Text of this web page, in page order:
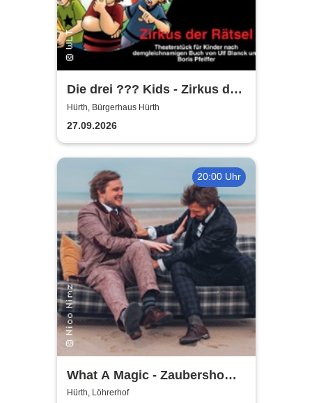
Die drei ??? Kids - Zirkus der
Rätsel | Bürgerhaus Hürth
Hürth, Bürgerhaus Hürth
27.09.2026
20:00 Uhr
What A Magic - Zaubershow
mit Toby Rudolph und Nico
Hürth, Löhrerhof